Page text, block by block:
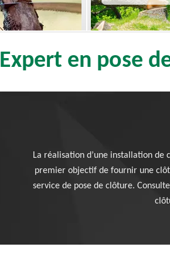
Expert en pose
La réalisation d’une installation
premier objectif de fournir une
service de pose de clôture.